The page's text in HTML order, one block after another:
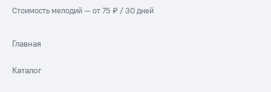
Стоимость мелодий — от 75 ₽ / 30 дней
Главная
Каталог